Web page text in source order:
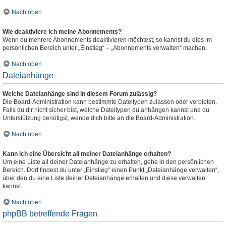
Nach oben
Wie deaktiviere ich meine Abonnements?
Wenn du mehrere Abonnements deaktivieren möchtest, so kannst du dies im
persönlichen Bereich unter „Einstieg“ – „Abonnements verwalten“ machen.
Nach oben
Dateianhänge
Welche Dateianhänge sind in diesem Forum zulässig?
Die Board-Administration kann bestimmte Dateitypen zulassen oder verbieten.
Falls du dir nicht sicher bist, welche Dateitypen du anhängen kannst und du
Unterstützung benötigst, wende dich bitte an die Board-Administration.
Nach oben
Kann ich eine Übersicht all meiner Dateianhänge erhalten?
Um eine Liste all deiner Dateianhänge zu erhalten, gehe in den persönlichen
Bereich. Dort findest du unter „Einstieg“ einen Punkt „Dateianhänge verwalten“,
über den du eine Liste deiner Dateianhänge erhalten und diese verwalten
kannst.
Nach oben
phpBB betreffende Fragen